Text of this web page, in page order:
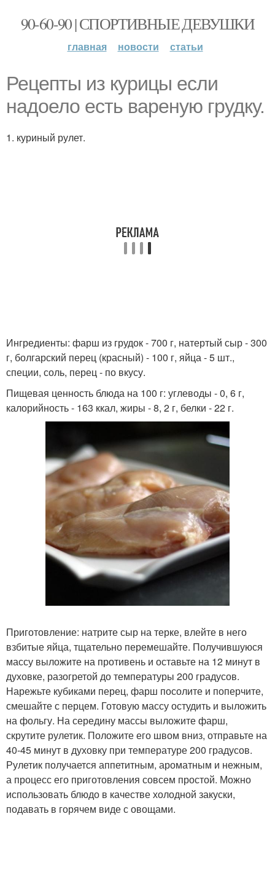
90-60-90 | СПОРТИВНЫЕ ДЕВУШКИ
главная новости статьи
Рецепты из курицы если
надоело есть вареную грудку.
1. куриный рулет.
Ингредиенты: фарш из грудок - 700 г, натертый сыр - 300
г, болгарский перец (красный) - 100 г, яйца - 5 шт.,
специи, соль, перец - по вкусу.
Пищевая ценность блюда на 100 г: углеводы - 0, 6 г,
калорийность - 163 ккал, жиры - 8, 2 г, белки - 22 г.
Приготовление: натрите сыр на терке, влейте в него
взбитые яйца, тщательно перемешайте. Получившуюся
массу выложите на противень и оставьте на 12 минут в
духовке, разогретой до температуры 200 градусов.
Нарежьте кубиками перец, фарш посолите и поперчите,
смешайте с перцем. Готовую массу остудить и выложить
на фольгу. На середину массы выложите фарш,
скрутите рулетик. Положите его швом вниз, отправьте на
40-45 минут в духовку при температуре 200 градусов.
Рулетик получается аппетитным, ароматным и нежным,
а процесс его приготовления совсем простой. Можно
использовать блюдо в качестве холодной закуски,
подавать в горячем виде с овощами.